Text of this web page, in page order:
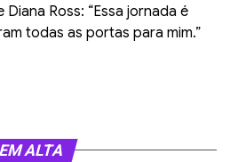
Diana Ross: “Essa jornada é
todas as portas para mim.”
EM ALTA